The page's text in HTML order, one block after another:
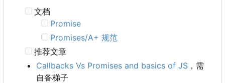
文档
Promise
Promises/A+ 规范
推荐文章
Callbacks Vs Promises and basics of JS ，需
自备梯子